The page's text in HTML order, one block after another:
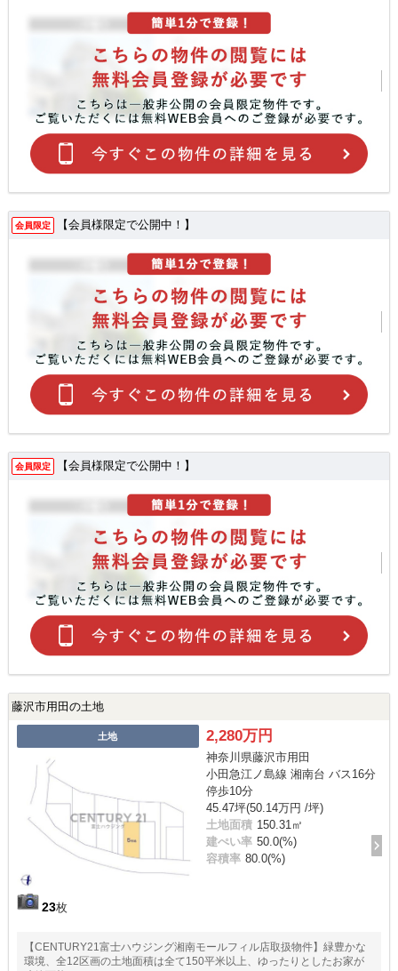
会員限定 【会員様限定で公開中！】
会員限定 【会員様限定で公開中！】
藤沢市用田の土地
土地
23枚
2,280万円
神奈川県藤沢市用田
小田急江ノ島線 湘南台 バス16分
停歩10分
45.47坪(50.14万円 /坪)
土地面積 150.31㎡
建ぺい率 50.0(%)
容積率 80.0(%)
【CENTURY21富士ハウジング湘南モールフィル店取扱物件】緑豊かな
環境、全12区画の土地面積は全て150平米以上、ゆったりとしたお家が